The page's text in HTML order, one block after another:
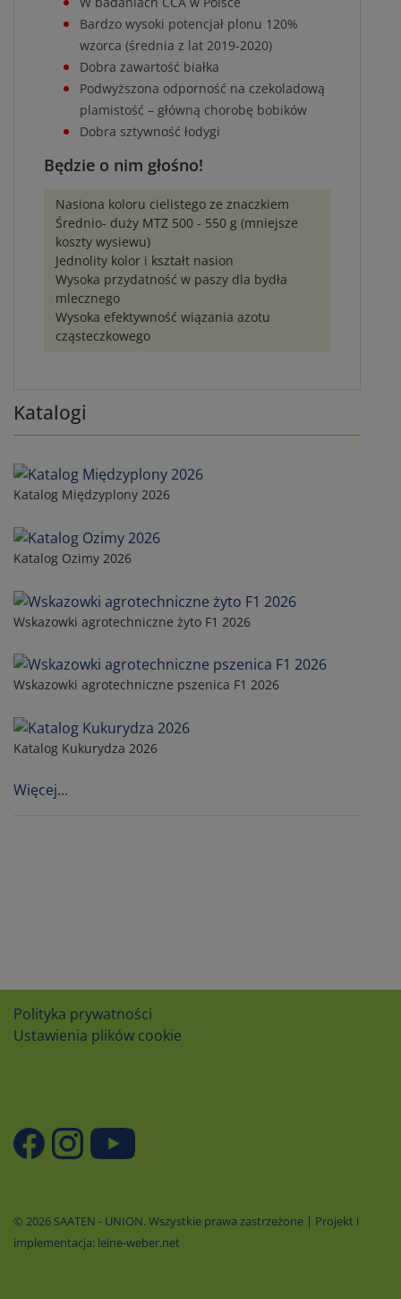
Katalogi
Katalog Międzyplony 2026
Katalog Ozimy 2026
Wskazowki agrotechniczne żyto F1 2026
Wskazowki agrotechniczne pszenica F1 2026
Katalog Kukurydza 2026
Więcej...
Bardzo wysoki potencjał plonu 120%
wzorca (średnia z lat 2019-2020)
Dobra zawartość białka
Podwyższona odporność na czekoladową
plamistość – główną chorobę bobików
Dobra sztywność łodygi
Będzie o nim głośno!
Nasiona koloru cielistego ze znaczkiem
Średnio- duży MTZ 500 - 550 g (mniejsze
koszty wysiewu)
Jednolity kolor i kształt nasion
Wysoka przydatność w paszy dla bydła
mlecznego
Wysoka efektywność wiązania azotu
cząsteczkowego
Polityka prywatności
Ustawienia plików cookie
© 2026 SAATEN - UNION. Wszystkie prawa zastrzeżone | Projekt i
implementacja: leine-weber.net